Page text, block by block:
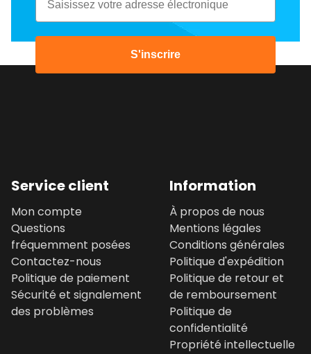
S'inscrire
Service client
Mon compte
Questions
fréquemment posées
Contactez-nous
Politique de paiement
Sécurité et signalement
des problèmes
Information
À propos de nous
Mentions légales
Conditions générales
Politique d'expédition
Politique de retour et
de remboursement
Politique de
confidentialité
Propriété intellectuelle